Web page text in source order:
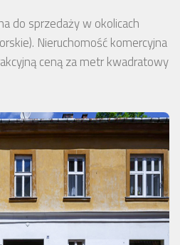
do sprzedaży w okolicach
Nieruchomość komercyjna
ceną za metr kwadratowy